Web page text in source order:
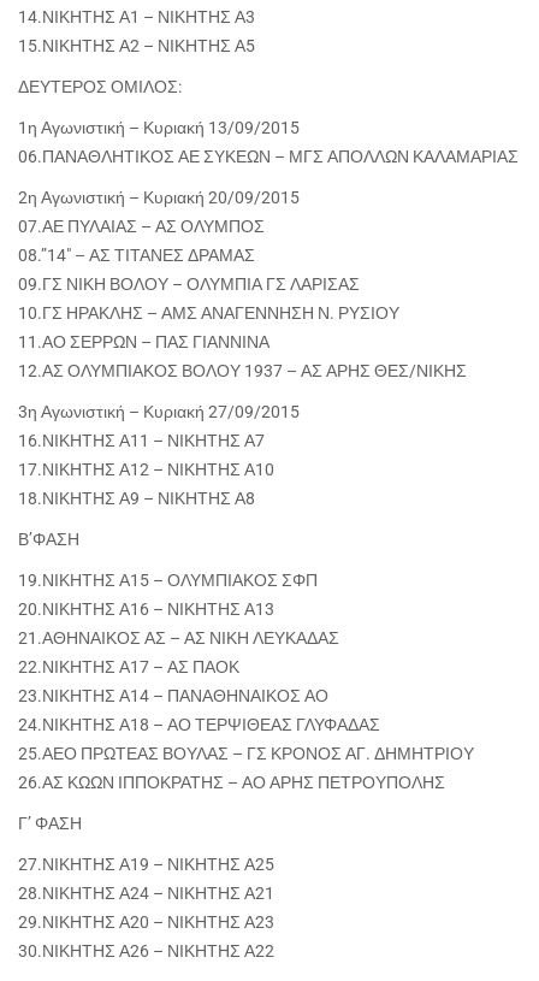
14.ΝΙΚΗΤΗΣ Α1 – ΝΙΚΗΤΗΣ Α3
15.ΝΙΚΗΤΗΣ Α2 – ΝΙΚΗΤΗΣ Α5
ΔΕΥΤΕΡΟΣ ΟΜΙΛΟΣ:
1η Αγωνιστική – Κυριακή 13/09/2015
06.ΠΑΝΑΘΛΗΤΙΚΟΣ ΑΕ ΣΥΚΕΩΝ – ΜΓΣ ΑΠΟΛΛΩΝ ΚΑΛΑΜΑΡΙΑΣ
2η Αγωνιστική – Κυριακή 20/09/2015
07.ΑΕ ΠΥΛΑΙΑΣ – ΑΣ ΟΛΥΜΠΟΣ
08.”14″ – ΑΣ ΤΙΤΑΝΕΣ ΔΡΑΜΑΣ
09.ΓΣ ΝΙΚΗ ΒΟΛΟΥ – ΟΛΥΜΠΙΑ ΓΣ ΛΑΡΙΣΑΣ
10.ΓΣ ΗΡΑΚΛΗΣ – ΑΜΣ ΑΝΑΓΕΝΝΗΣΗ Ν. ΡΥΣΙΟΥ
11.ΑΟ ΣΕΡΡΩΝ – ΠΑΣ ΓΙΑΝΝΙΝΑ
12.ΑΣ ΟΛΥΜΠΙΑΚΟΣ ΒΟΛΟΥ 1937 – ΑΣ ΑΡΗΣ ΘΕΣ/ΝΙΚΗΣ
3η Αγωνιστική – Κυριακή 27/09/2015
16.ΝΙΚΗΤΗΣ Α11 – ΝΙΚΗΤΗΣ Α7
17.ΝΙΚΗΤΗΣ Α12 – ΝΙΚΗΤΗΣ Α10
18.ΝΙΚΗΤΗΣ Α9 – ΝΙΚΗΤΗΣ Α8
Β’ΦΑΣΗ
19.ΝΙΚΗΤΗΣ Α15 – ΟΛΥΜΠΙΑΚΟΣ ΣΦΠ
20.ΝΙΚΗΤΗΣ Α16 – ΝΙΚΗΤΗΣ Α13
21.ΑΘΗΝΑΙΚΟΣ ΑΣ – ΑΣ ΝΙΚΗ ΛΕΥΚΑΔΑΣ
22.ΝΙΚΗΤΗΣ Α17 – ΑΣ ΠΑΟΚ
23.ΝΙΚΗΤΗΣ Α14 – ΠΑΝΑΘΗΝΑΙΚΟΣ ΑΟ
24.ΝΙΚΗΤΗΣ Α18 – ΑΟ ΤΕΡΨΙΘΕΑΣ ΓΛΥΦΑΔΑΣ
25.ΑΕΟ ΠΡΩΤΕΑΣ ΒΟΥΛΑΣ – ΓΣ ΚΡΟΝΟΣ ΑΓ. ΔΗΜΗΤΡΙΟΥ
26.ΑΣ ΚΩΩΝ ΙΠΠΟΚΡΑΤΗΣ – ΑΟ ΑΡΗΣ ΠΕΤΡΟΥΠΟΛΗΣ
Γ’ ΦΑΣΗ
27.ΝΙΚΗΤΗΣ Α19 – ΝΙΚΗΤΗΣ Α25
28.ΝΙΚΗΤΗΣ Α24 – ΝΙΚΗΤΗΣ Α21
29.ΝΙΚΗΤΗΣ Α20 – ΝΙΚΗΤΗΣ Α23
30.ΝΙΚΗΤΗΣ Α26 – ΝΙΚΗΤΗΣ Α22